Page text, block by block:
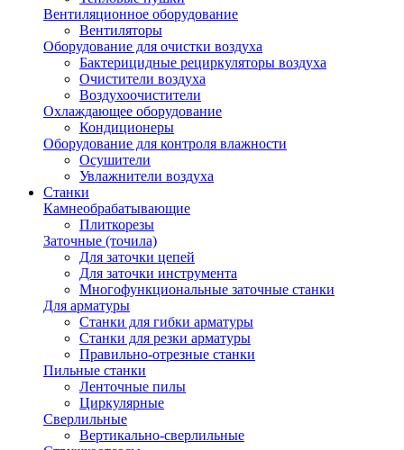
Вентиляционное оборудование
Вентиляторы
Оборудование для очистки воздуха
Бактерицидные рециркуляторы воздуха
Очистители воздуха
Воздухоочистители
Охлаждающее оборудование
Кондиционеры
Оборудование для контроля влажности
Осушители
Увлажнители воздуха
Станки
Камнеобрабатывающие
Плиткорезы
Заточные (точила)
Для заточки цепей
Для заточки инструмента
Многофункциональные заточные станки
Для арматуры
Станки для гибки арматуры
Станки для резки арматуры
Правильно-отрезные станки
Пильные станки
Ленточные пилы
Циркулярные
Сверлильные
Вертикально-сверлильные